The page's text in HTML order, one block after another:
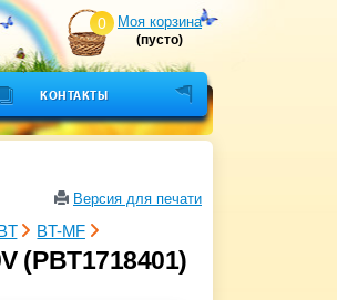
0 Моя корзина
(пусто)
КОНТАКТЫ
Версия для печати
BT-MF
(PBT1718401)